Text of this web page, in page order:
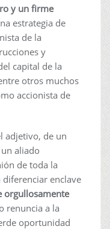
y un firme
estrategia de
de la
y
capital de la
otros muchos
accionista de
adjetivo, de un
aliado
de toda la
enclave
orgullosamente
renuncia a la
oportunidad